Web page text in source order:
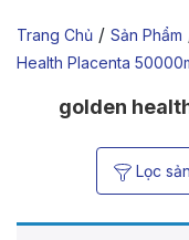
Trang Chủ / Sản Phẩm
Health Placenta
golden
Lọc